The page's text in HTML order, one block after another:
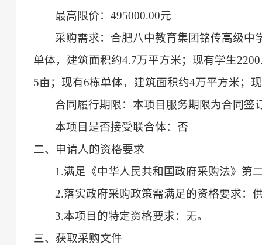
最高限价：495000.00元
采购需求：合肥八中教育集团铭传高级中
单体，建筑面积约4.7万平方米；现有学生
5亩；现有6栋单体，建筑面积约4万平方米；
合同履行期限：本项目服务期限为合同签
本项目是否接受联合体：否
二、申请人的资格要求
1.满足《中华人民共和国政府采购法》第
2.落实政府采购政策需满足的资格要求：
3.本项目的特定资格要求：无。
三、获取采购文件